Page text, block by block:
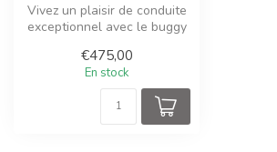
Vivez un plaisir de conduite
exceptionnel avec le buggy
€475,00
En stock